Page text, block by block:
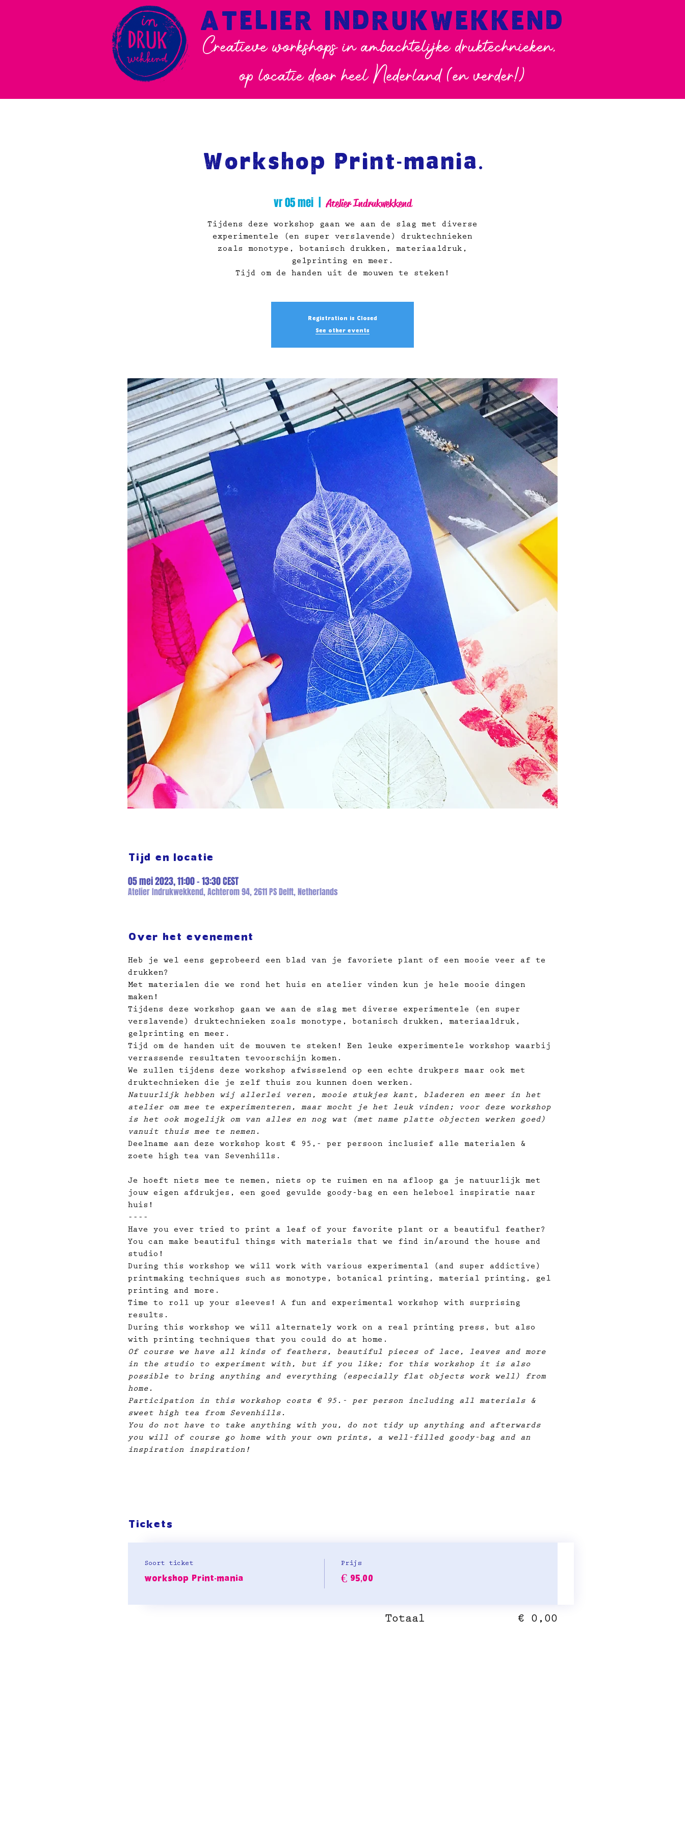
Creatieve workshops in ambachtelijke druktechnieken,
op locatie door heel Nederland (en verder!)
ATELIER INDRUKWEKKEND
Workshop Print-mania.
vr 05 mei
  |
Atelier Indrukwekkend
Tijdens deze workshop gaan we aan de slag met diverse
experimentele (en super verslavende) druktechnieken
zoals monotype, botanisch drukken, materiaaldruk,
gelprinting en meer.
Tijd om de handen uit de mouwen te steken!
Registration is Closed
See other events
Tijd en locatie
05 mei 2023, 11:00 – 13:30 CEST
Atelier Indrukwekkend, Achterom 94, 2611 PS Delft, Netherlands
Over het evenement
Heb je wel eens geprobeerd een blad van je favoriete plant of een mooie veer af te
drukken?
Met materialen die we rond het huis en atelier vinden kun je hele mooie dingen
maken!
Tijdens deze workshop gaan we aan de slag met diverse experimentele (en super
verslavende) druktechnieken zoals monotype, botanisch drukken, materiaaldruk,
gelprinting en meer.
Tijd om de handen uit de mouwen te steken! Een leuke experimentele workshop waarbij
verrassende resultaten tevoorschijn komen.
We zullen tijdens deze workshop afwisselend op een echte drukpers maar ook met
druktechnieken die je zelf thuis zou kunnen doen werken.
Natuurlijk hebben wij allerlei veren, mooie stukjes kant, bladeren en meer in het
atelier om mee te experimenteren, maar mocht je het leuk vinden; voor deze workshop
is het ook mogelijk om van alles en nog wat (met name platte objecten werken goed)
vanuit thuis mee te nemen.
Deelname aan deze workshop kost € 95,- per persoon inclusief alle materialen &
zoete high tea van Sevenhills.
Je hoeft niets mee te nemen, niets op te ruimen en na afloop ga je natuurlijk met
jouw eigen afdrukjes, een goed gevulde goody-bag en een heleboel inspiratie naar
huis!
----
Have you ever tried to print a leaf of your favorite plant or a beautiful feather?
You can make beautiful things with materials that we find in/around the house and
studio!
During this workshop we will work with various experimental (and super addictive)
printmaking techniques such as monotype, botanical printing, material printing, gel
printing and more.
Time to roll up your sleeves! A fun and experimental workshop with surprising
results.
During this workshop we will alternately work on a real printing press, but also
with printing techniques that you could do at home.
Of course we have all kinds of feathers, beautiful pieces of lace, leaves and more
in the studio to experiment with, but if you like; for this workshop it is also
possible to bring anything and everything (especially flat objects work well) from
home.
Participation in this workshop costs € 95.- per person including all materials &
sweet high tea from Sevenhills.
You do not have to take anything with you, do not tidy up anything and afterwards
you will of course go home with your own prints, a well-filled goody-bag and an
inspiration inspiration!
Tickets
Soort ticket
workshop Print-mania
Prijs
€ 95,00
Totaal € 0,00